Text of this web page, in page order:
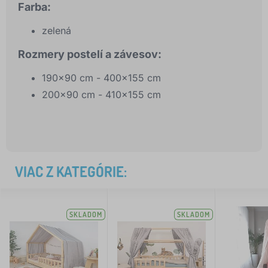
Farba:
zelená
Rozmery postelí a závesov:
190x90 cm - 400x155 cm
200x90 cm - 410x155 cm
VIAC Z KATEGÓRIE:
SKLADOM SKLADOM